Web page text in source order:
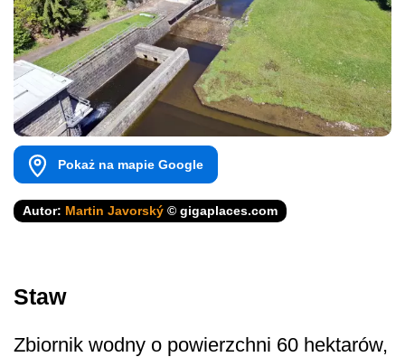
Pokaż na mapie Google
Autor: Martin Javorský © gigaplaces.com
Staw
Zbiornik wodny o powierzchni 60 hektarów,